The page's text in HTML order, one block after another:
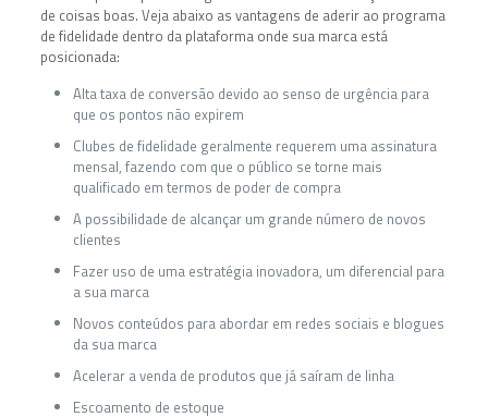
de coisas boas. Veja abaixo as vantagens de aderir ao programa
de fidelidade dentro da plataforma onde sua marca está
posicionada:
Alta taxa de conversão devido ao senso de urgência para
que os pontos não expirem
Clubes de fidelidade geralmente requerem uma assinatura
mensal, fazendo com que o público se torne mais
qualificado em termos de poder de compra
A possibilidade de alcançar um grande número de novos
clientes
Fazer uso de uma estratégia inovadora, um diferencial para
a sua marca
Novos conteúdos para abordar em redes sociais e blogues
da sua marca
Acelerar a venda de produtos que já saíram de linha
Escoamento de estoque